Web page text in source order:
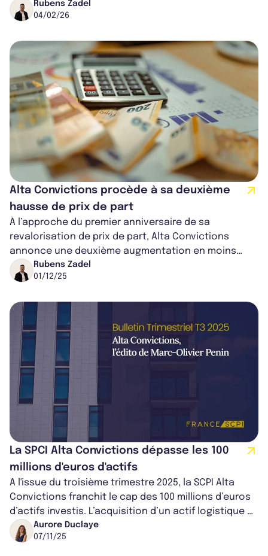
distribution et la signatu...
Rubens Zadel
04/02/26
Alta Convictions procède à sa deuxième
hausse de prix de part
À l’approche du premier anniversaire de sa
revalorisation de prix de part, Alta Convictions
annonce une deuxième augmentation en moins
d’un an. Son prix de part s’élève désormais à...
Rubens Zadel
01/12/25
La SPCI Alta Convictions dépasse les 100
millions d'euros d'actifs
A l'issue du troisième trimestre 2025, la SCPI Alta
Convictions franchit le cap des 100 millions d’euros
d’actifs investis. L’acquisition d’un actif logistique et
d’un portefeuille...
Aurore Duclaye
07/11/25